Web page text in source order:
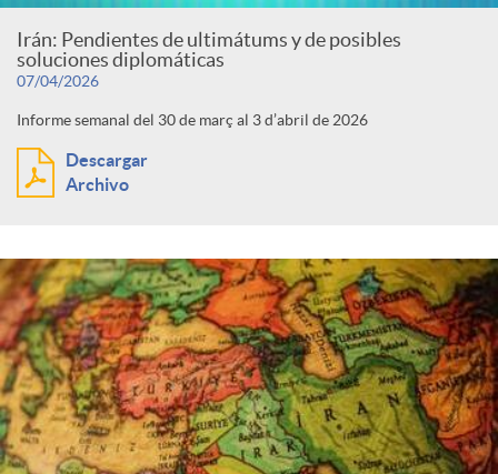
Irán: Pendientes de ultimátums y de posibles
soluciones diplomáticas
07/04/2026
Informe semanal del 30 de març al 3 d’abril de 2026
Descargar
Archivo